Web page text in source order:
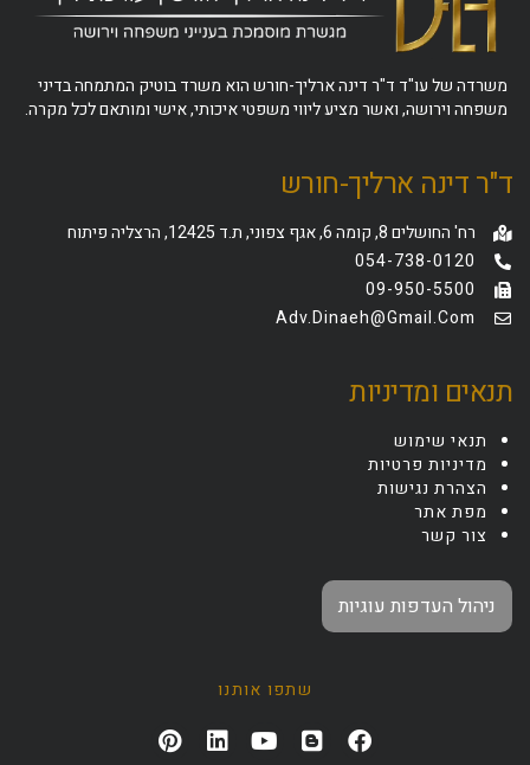
משרדה של עו"ד ד"ר דינה ארליך-חורש הוא משרד בוטיק המתמחה בדיני
משפחה וירושה, ואשר מציע ליווי משפטי איכותי, אישי ומותאם לכל מקרה.
ד"ר דינה ארליך-חורש
רח' החושלים 8, קומה 6, אגף צפוני, ת.ד 12425, הרצליה פיתוח
054-738-0120
09-950-5500
Adv.dinaeh@gmail.com
תנאים ומדיניות
תנאי שימוש
מדיניות פרטיות
הצהרת נגישות
מפת אתר
צור קשר
ניהול העדפות עוגיות
שתפו אותנו